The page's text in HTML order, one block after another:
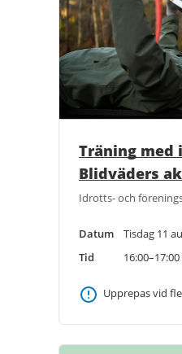
Träning med
Blidväders
Idrotts- och
Datum
Tisdag 11
Tid
16:00–17:00
Upprepas vid